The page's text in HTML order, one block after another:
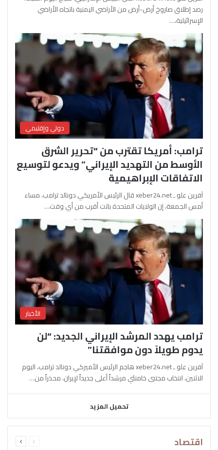
رصد إطلاق صاروخ أرض-أرض من الأراضي اليمنية باتجاه الأراضي
الإسرائيلية،…
دولي وإقليمي
ترامب: أمريكا تقترب من “تحرير الشرق
الأوسط من التهديد الإيراني” ويدعو لتوسيع
الاتفاقات الإبراهيمية
آفرين علو ـ xeber24.net قال الرئيس الأمريكي دونالد ترامب، مساء
أمس الجمعة، إن الولايات المتحدة باتت أقرب من أي وقت…
الأخبار
ترامب يهدد المرشد الإيراني الجديد: “لن
يدوم طويلاً دون موافقتنا”
آفرين علو ـ xeber24.net هاجم الرئيس الأميركي دونالد ترامب، اليوم
الاثنين، انتخاب مجتبى خامنئي مرشداً أعلى جديداً لإيران، محذراً من…
تحميل المزيد
اقتصاد الصفحةالصفحة